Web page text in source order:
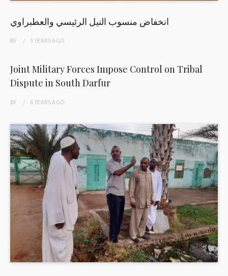
انخفاض منسوب النيل الرئيسي والعطبراوي
BY 5 YEARSAGO
Joint Military Forces Impose Control on Tribal
Dispute in South Darfur
BY 6 YEARSAGO